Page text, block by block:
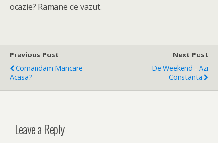
ocazie? Ramane de vazut.
Previous Post
Comandam Mancare
Acasa?
Next Post
De Weekend - Azi
Constanta
Leave a Reply